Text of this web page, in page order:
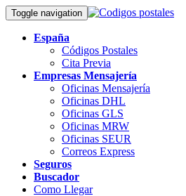
Toggle navigation
España
Códigos Postales
Cita Previa
Empresas Mensajería
Oficinas Mensajería
Oficinas DHL
Oficinas GLS
Oficinas MRW
Oficinas SEUR
Correos Express
Seguros
Buscador
Como Llegar